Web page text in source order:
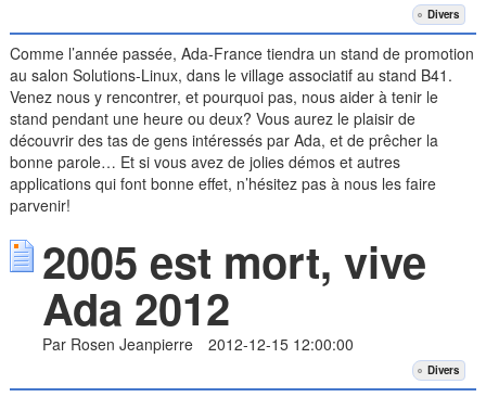
Divers
Comme l’année passée, Ada-France tiendra un stand de promotion
au salon Solutions-Linux, dans le village associatif au stand B41.
Venez nous y rencontrer, et pourquoi pas, nous aider à tenir le
stand pendant une heure ou deux? Vous aurez le plaisir de
découvrir des tas de gens intéressés par Ada, et de prêcher la
bonne parole… Et si vous avez de jolies démos et autres
applications qui font bonne effet, n’hésitez pas à nous les faire
parvenir!
2005 est mort, vive
Ada 2012
Par Rosen Jeanpierre 2012-12-15 12:00:00
Divers